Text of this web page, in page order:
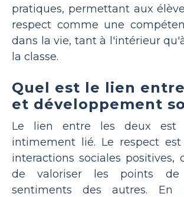
pratiques, permettant aux
respect comme une
dans la vie, tant à l'intérieur
la classe.
Quel est le lien
et développement
Le lien entre les deux est
intimement lié. Le respect
interactions sociales positives,
de valoriser les points
sentiments des autres. En